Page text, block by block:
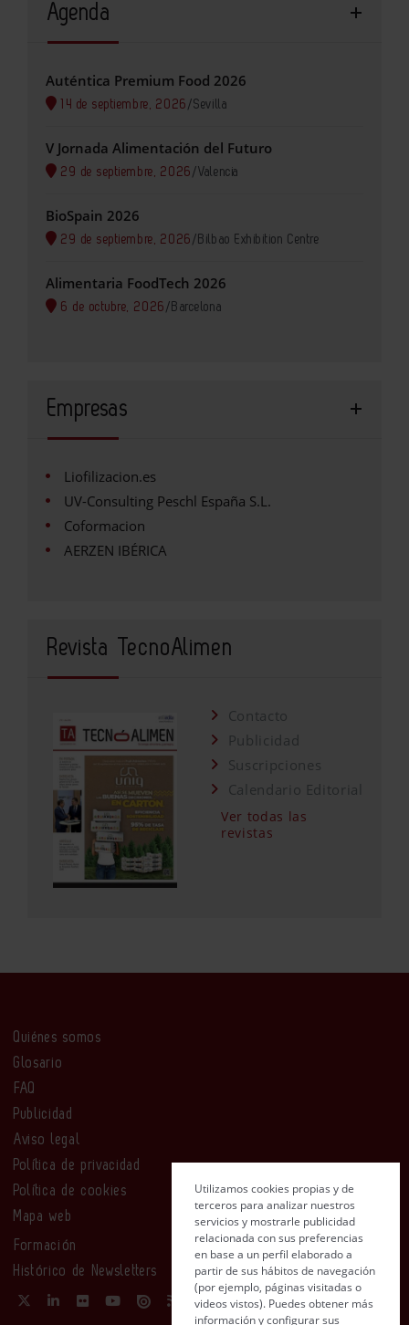
Agenda
Auténtica Premium Food 2026
14 de septiembre, 2026 /Sevilla
V Jornada Alimentación del Futuro
29 de septiembre, 2026 /Valencia
BioSpain 2026
29 de septiembre, 2026 / Bilbao Exhibition Centre
Alimentaria FoodTech 2026
6 de octubre, 2026 / Barcelona
Empresas
Liofilizacion.es
UV-Consulting Peschl España S.L.
Coformacion
AERZEN IBÉRICA
Revista TecnoAlimen
Contacto
Publicidad
Suscripciones
Calendario Editorial
Ver todas las
revistas
Quiénes somos
Glosario
FAQ
Publicidad
Aviso legal
Política de privacidad
Política de cookies
Mapa web
Formación
Histórico de Newsletters
Utilizamos cookies propias y de
terceros para analizar nuestros
servicios y mostrarle publicidad
relacionada con sus preferencias
en base a un perfil elaborado a
partir de sus hábitos de navegación
(por ejemplo, páginas visitadas o
videos vistos). Puedes obtener más
información y configurar sus